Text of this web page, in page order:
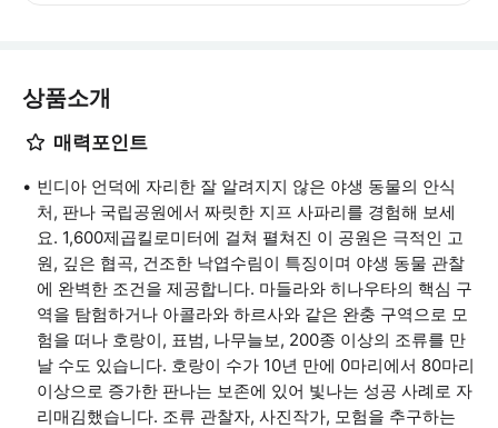
상품소개
매력포인트
빈디아 언덕에 자리한 잘 알려지지 않은 야생 동물의 안식
처, 판나 국립공원에서 짜릿한 지프 사파리를 경험해 보세
요. 1,600제곱킬로미터에 걸쳐 펼쳐진 이 공원은 극적인 고
원, 깊은 협곡, 건조한 낙엽수림이 특징이며 야생 동물 관찰
에 완벽한 조건을 제공합니다. 마들라와 히나우타의 핵심 구
역을 탐험하거나 아콜라와 하르사와 같은 완충 구역으로 모
험을 떠나 호랑이, 표범, 나무늘보, 200종 이상의 조류를 만
날 수도 있습니다. 호랑이 수가 10년 만에 0마리에서 80마리
이상으로 증가한 판나는 보존에 있어 빛나는 성공 사례로 자
리매김했습니다. 조류 관찰자, 사진작가, 모험을 추구하는